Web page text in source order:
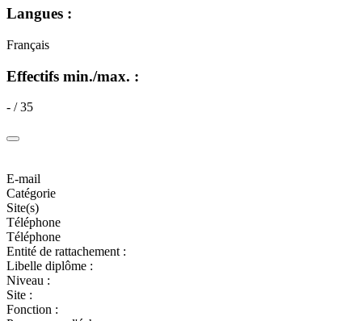
Langues :
Français
Effectifs min./max. :
- / 35
E-mail
Catégorie
Site(s)
Téléphone
Téléphone
Entité de rattachement :
Libelle diplôme :
Niveau :
Site :
Fonction :